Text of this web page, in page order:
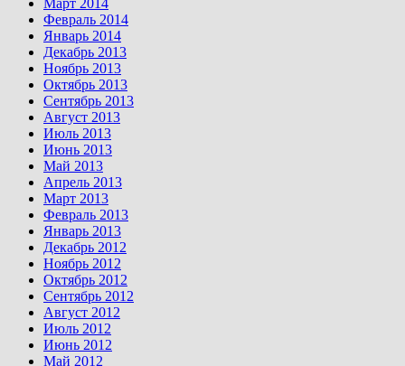
Март 2014
Февраль 2014
Январь 2014
Декабрь 2013
Ноябрь 2013
Октябрь 2013
Сентябрь 2013
Август 2013
Июль 2013
Июнь 2013
Май 2013
Апрель 2013
Март 2013
Февраль 2013
Январь 2013
Декабрь 2012
Ноябрь 2012
Октябрь 2012
Сентябрь 2012
Август 2012
Июль 2012
Июнь 2012
Май 2012